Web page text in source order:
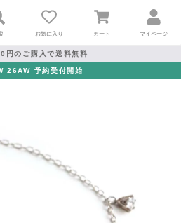
お気に入り カート マイページ
円のご購入で送料無料
26AW 予約受付開始